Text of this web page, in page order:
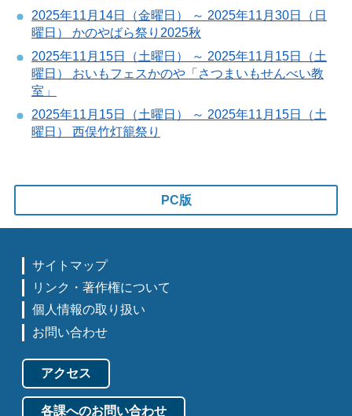
2025年11月14日（金曜日） ～ 2025年11月30日（日
曜日） かのやばら祭り2025秋
2025年11月15日（土曜日） ～ 2025年11月15日（土
曜日） おいもフェスかのや「さつまいもせんべい教
室」
2025年11月15日（土曜日） ～ 2025年11月15日（土
曜日） 西俣竹灯籠祭り
PC版
サイトマップ
リンク・著作権について
個人情報の取り扱い
お問い合わせ
アクセス
各課へのお問い合わせ